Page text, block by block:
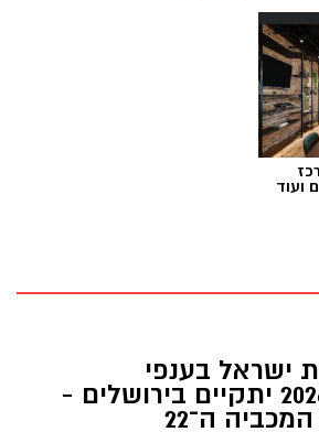
ועוד
ישראל בענפי
ההתעמלות 2026 יתקיים בירושלים -
ה־22